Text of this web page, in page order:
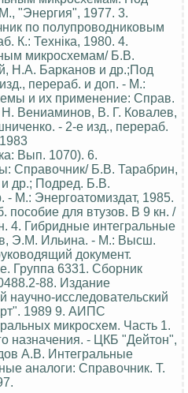
"Энергия", 1977. 3.
по полупроводниковым
К.: Технiка, 1980. 4.
микросхемам/ Б.В.
Н.А. Барканов и др.;Под
перераб. и доп. - М.:
и их применение: Справ.
Вениаминов, В. Г. Ковалев,
- 2-е изд., перераб.
Вып. 1070). 6.
Справочник/ Б.В. Тарабрин,
др.; Подред. Б.В.
- М.: Энергоатомиздат, 1985.
пособие для втузов. В 9 кн. /
4. Гибридные интегральные
Э.М. Ильина. - М.: Высш.
документ.
Группа 6331. Сборник
88. Издание
исследовательский
1989 9. АИПС
микросхем. Часть 1.
назначения. - ЦКБ "Дейтон",
А.В. Интегральные
аналоги: Справочник. Т.